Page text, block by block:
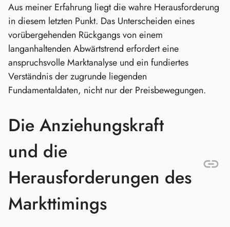
Aus meiner Erfahrung liegt die wahre Herausforderung
in diesem letzten Punkt. Das Unterscheiden eines
vorübergehenden Rückgangs von einem
langanhaltenden Abwärtstrend erfordert eine
anspruchsvolle Marktanalyse und ein fundiertes
Verständnis der zugrunde liegenden
Fundamentaldaten, nicht nur der Preisbewegungen.
Die Anziehungskraft
und die
Herausforderungen des
Markttimings